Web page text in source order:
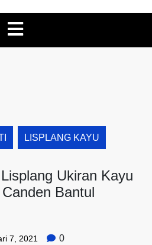
LISPLANG KAYU
Ukiran Kayu
Bantul
7, 2021 0